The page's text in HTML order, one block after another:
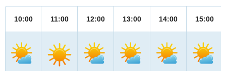
10:00 11:00 12:00 13:00 14:00 15:00